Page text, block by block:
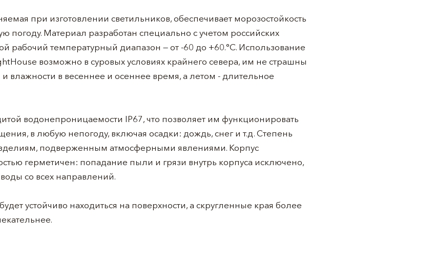
при изготовлении светильников, обеспечивает морозостойкость
погоду. Материал разработан специально с учетом российских
рабочий температурный диапазон — от -60 до +60.°С. Использование
возможно в суровых условиях крайнего севера, им не страшны
влажности в весеннее и осеннее время, а летом - длительное
водонепроницаемости IP67, что позволяет им функционировать
в любую непогоду, включая осадки: дождь, снег и т.д. Степень
подверженным атмосферными явлениями. Корпус
герметичен: попадание пыли и грязи внутрь корпуса исключено,
со всех направлений.
устойчиво находиться на поверхности, а скругленные края более